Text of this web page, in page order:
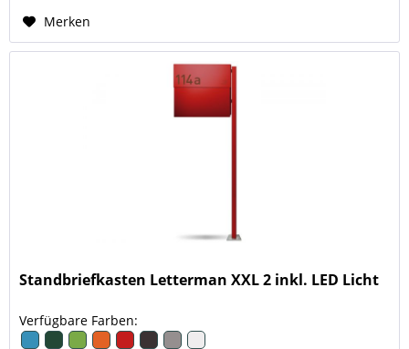
Merken
Standbriefkasten Letterman XXL 2 inkl. LED Licht
Verfügbare Farben: